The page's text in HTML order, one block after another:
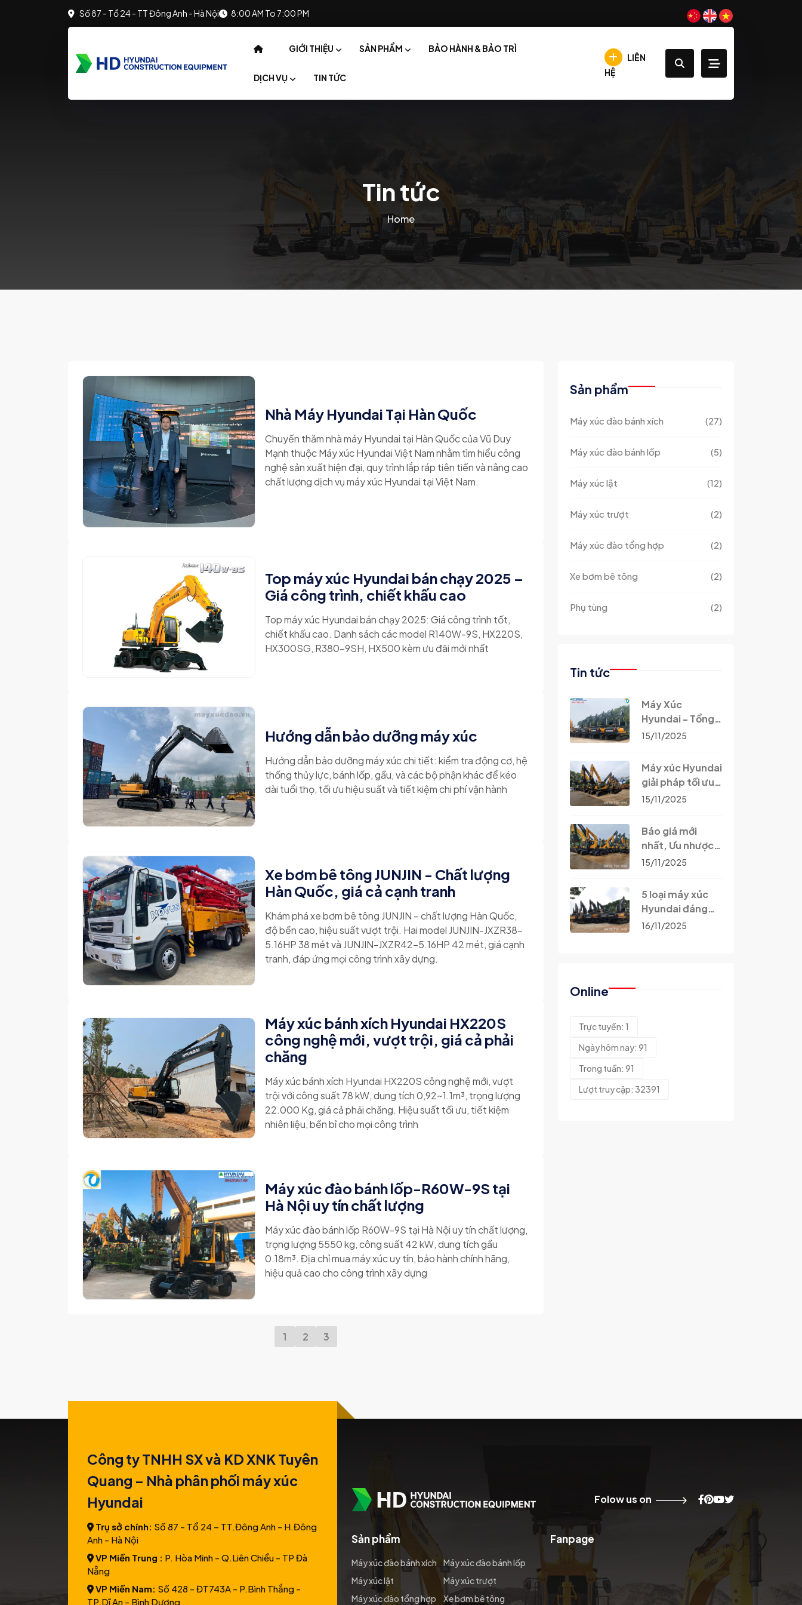
Số 87 - Tổ 24 - TT Đông Anh - Hà Nội 8:00 AM To 7:00 PM
GIỚI THIỆU SẢN PHẨM BẢO HÀNH & BẢO TRÌ
DỊCH VỤ TIN TỨC
LIÊN
HỆ
Tin tức
Home
Nhà Máy Hyundai Tại Hàn Quốc
Chuyến thăm nhà máy Hyundai tại Hàn Quốc của Vũ Duy
Mạnh thuộc Máy xúc Hyundai Việt Nam nhằm tìm hiểu công
nghệ sản xuất hiện đại, quy trình lắp ráp tiên tiến và nâng cao
chất lượng dịch vụ máy xúc Hyundai tại Việt Nam.
Top máy xúc Hyundai bán chạy 2025 –
Giá công trình, chiết khấu cao
Top máy xúc Hyundai bán chạy 2025: Giá công trình tốt,
chiết khấu cao. Danh sách các model R140W-9S, HX220S,
HX300SG, R380-9SH, HX500 kèm ưu đãi mới nhất
Hướng dẫn bảo dưỡng máy xúc
Hướng dẫn bảo dưỡng máy xúc chi tiết: kiểm tra động cơ, hệ
thống thủy lực, bánh lốp, gầu, và các bộ phận khác để kéo
dài tuổi thọ, tối ưu hiệu suất và tiết kiệm chi phí vận hành
Xe bơm bê tông JUNJIN - Chất lượng
Hàn Quốc, giá cả cạnh tranh
Khám phá xe bơm bê tông JUNJIN – chất lượng Hàn Quốc,
độ bền cao, hiệu suất vượt trội. Hai model JUNJIN-JXZR38-
5.16HP 38 mét và JUNJIN-JXZR42-5.16HP 42 mét, giá cạnh
tranh, đáp ứng mọi công trình xây dựng.
Máy xúc bánh xích Hyundai HX220S
công nghệ mới, vượt trội, giá cả phải
chăng
Máy xúc bánh xích Hyundai HX220S công nghệ mới, vượt
trội với công suất 78 kW, dung tích 0,92~1.1m³, trọng lượng
22.000 Kg, giá cả phải chăng. Hiệu suất tối ưu, tiết kiệm
nhiên liệu, bền bỉ cho mọi công trình
Máy xúc đào bánh lốp-R60W-9S tại
Hà Nội uy tín chất lượng
Máy xúc đào bánh lốp R60W-9S tại Hà Nội uy tín chất lượng,
trọng lượng 5550 kg, công suất 42 kW, dung tích gầu
0.18m³. Địa chỉ mua máy xúc uy tín, bảo hành chính hãng,
hiệu quả cao cho công trình xây dựng
1 2 3
Sản phẩm
Máy xúc đào bánh xích (27)
Máy xúc đào bánh lốp (5)
Máy xúc lật (12)
Máy xúc trượt (2)
Máy xúc đào tổng hợp (2)
Xe bơm bê tông (2)
Phụ tùng (2)
Tin tức
Máy Xúc
Hyundai - Tổng
đại lý phân phối
Việt Nam
15/11/2025
Máy xúc Hyundai
giải pháp tối ưu
cho những công
15/11/2025
Báo giá mới
nhất, Ưu nhược
điểm & Lý do nên
15/11/2025
5 loại máy xúc
Hyundai đáng
mua nhất 2025
16/11/2025
Online
Trực tuyến: 1
Ngày hôm nay: 91
Trong tuần: 91
Lượt truy cập: 32391
Công ty TNHH SX và KD XNK Tuyên
Quang – Nhà phân phối máy xúc
Hyundai
Trụ sở chính: Số 87 - Tổ 24 – TT.Đông Anh - H.Đông
Anh - Hà Nội
VP Miền Trung : P. Hòa Minh - Q.Liên Chiểu - TP Đà
Nẵng
VP Miền Nam: Số 428 - ĐT743A - P.Bình Thắng -
TP.Dĩ An - Bình Dương
Folow us on
Sản phẩm
Máy xúc đào bánh xích
Máy xúc đào bánh lốp
Máy xúc lật
Máy xúc trượt
Máy xúc đào tổng hợp
Xe bơm bê tông
Fanpage